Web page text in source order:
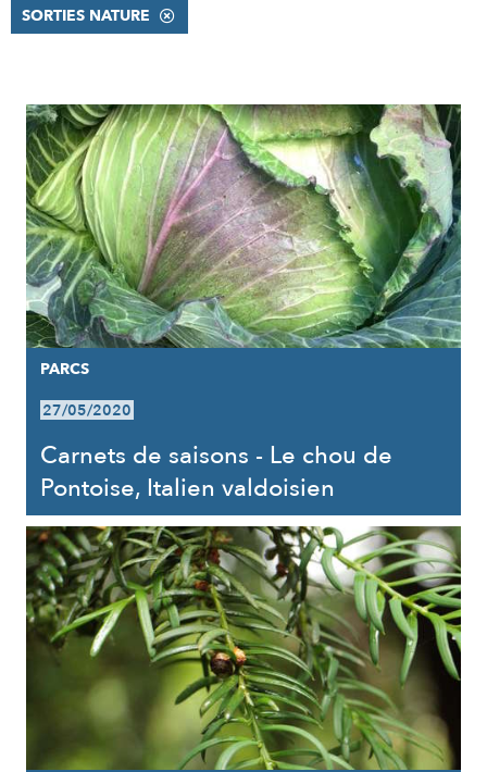
SORTIES NATURE
RÉSULTATS
PARCS
27/05/2020
Carnets de saisons - Le chou de
Pontoise, Italien valdoisien